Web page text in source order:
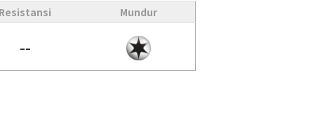
Resistansi Mundur
--